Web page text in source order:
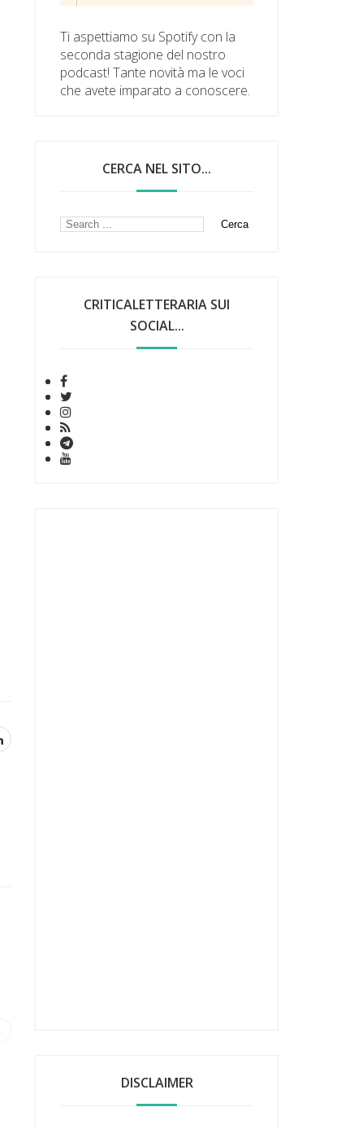
Ti aspettiamo su Spotify con la
seconda stagione del nostro
podcast! Tante novità ma le voci
che avete imparato a conoscere.
CERCA NEL SITO...
CRITICALETTERARIA SUI
SOCIAL...
DISCLAIMER